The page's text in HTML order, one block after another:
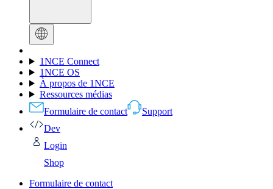
1NCE Connect
1NCE OS
À propos de 1NCE
Ressources médias
Formulaire de contact
Support
Dev
Login
Shop
Formulaire de contact